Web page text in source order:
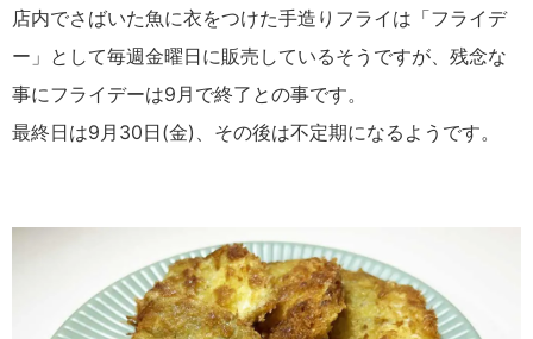
店内でさばいた魚に衣をつけた手造りフライは「フライデ
ー」として毎週金曜日に販売しているそうですが、残念な
事にフライデーは9月で終了との事です。
最終日は9月30日(金)、その後は不定期になるようです。